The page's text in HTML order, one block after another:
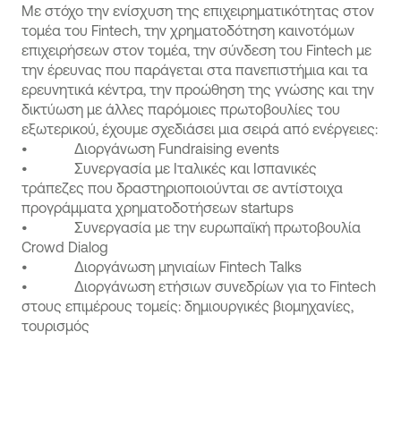
Με στόχο την ενίσχυση της επιχειρηματικότητας στον
τομέα του Fintech, την χρηματοδότηση καινοτόμων
επιχειρήσεων στον τομέα, την σύνδεση του Fintech με
την έρευνας που παράγεται στα πανεπιστήμια και τα
ερευνητικά κέντρα, την προώθηση της γνώσης και την
δικτύωση με άλλες παρόμοιες πρωτοβουλίες του
εξωτερικού, έχουμε σχεδιάσει μια σειρά από ενέργειες:
• Διοργάνωση Fundraising events
• Συνεργασία με Ιταλικές και Ισπανικές
τράπεζες που δραστηριοποιούνται σε αντίστοιχα
προγράμματα χρηματοδοτήσεων startups
• Συνεργασία με την ευρωπαϊκή πρωτοβουλία
Crowd Dialog
• Διοργάνωση μηνιαίων Fintech Talks
• Διοργάνωση ετήσιων συνεδρίων για το Fintech
στους επιμέρους τομείς: δημιουργικές βιομηχανίες,
τουρισμός